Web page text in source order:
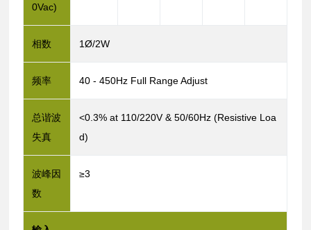
0Vac)
相数 1Ø/2W
频率 40 - 450Hz Full Range Adjust
总谐波
失真
<0.3% at 110/220V & 50/60Hz (Resistive Loa
d)
波峰因
数
≥3